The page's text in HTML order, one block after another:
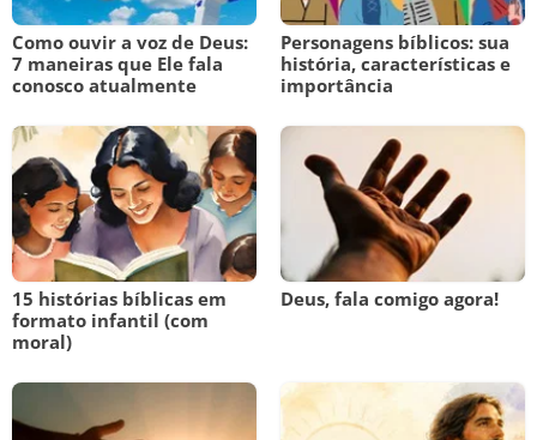
Como ouvir a voz de Deus:
7 maneiras que Ele fala
conosco atualmente
Personagens bíblicos: sua
história, características e
importância
15 histórias bíblicas em
formato infantil (com
moral)
Deus, fala comigo agora!